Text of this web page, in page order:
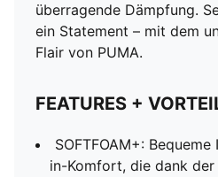
überragende Dämpfung.
ein Statement – mit dem
Flair von PUMA.
FEATURES +
SOFTFOAM+:
in-Komfort, die dank